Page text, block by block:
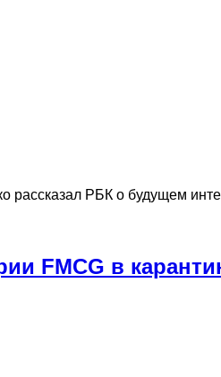
РБК о будущем
FMCG в